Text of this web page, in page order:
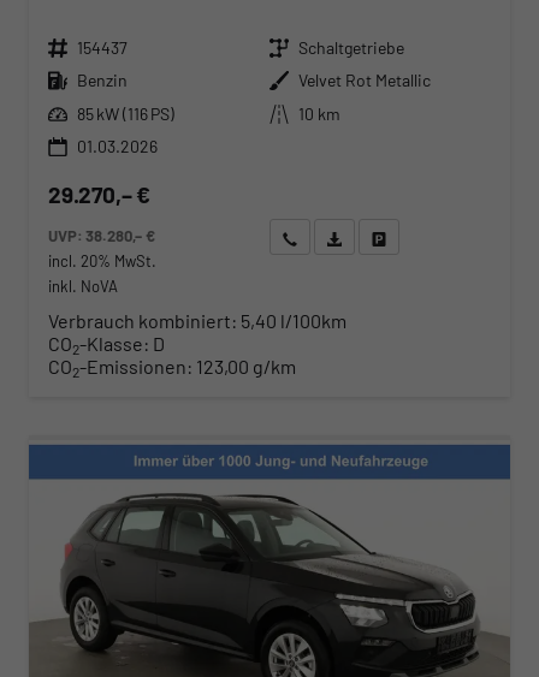
Fahrzeugnr. 154437 Getriebe Schaltgetriebe
Kraftstoff Benzin Außenfarbe Velvet Rot Metallic
Leistung 85 kW (116 PS) Kilometerstand
10 km
01.03.2026
29.270,– €
UVP:38.280,– €
incl. 20% MwSt.
inkl. NoVA
Wir rufen Sie anAngebot drucken (PDF)
Verbrauch kombiniert: 5,40 l/100km
CO2-Klasse: D
CO2-Emissionen: 123,00 g/km